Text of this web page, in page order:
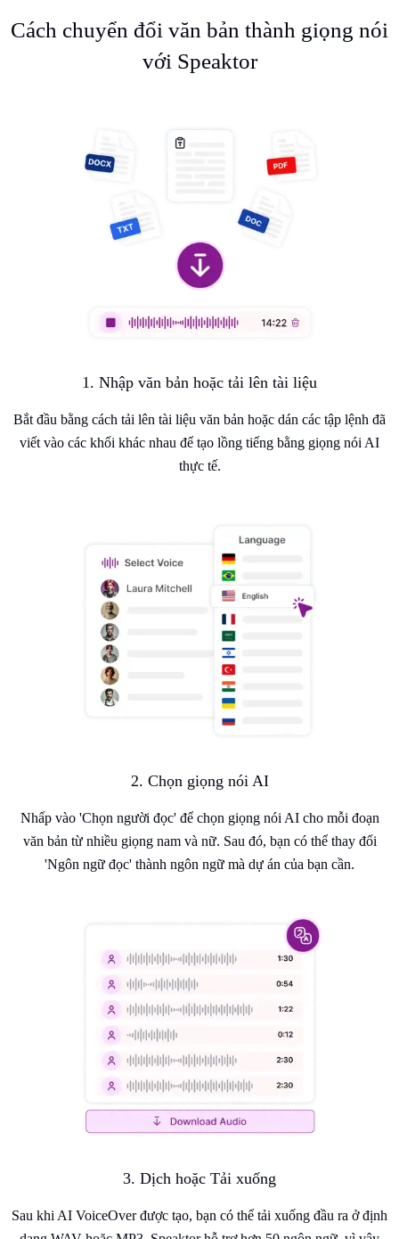
Cách chuyển đổi văn bản thành giọng nói
với Speaktor
1. Nhập văn bản hoặc tải lên tài liệu
Bắt đầu bằng cách tải lên tài liệu văn bản hoặc dán các tập lệnh đã
viết vào các khối khác nhau để tạo lồng tiếng bằng giọng nói AI
thực tế.
2. Chọn giọng nói AI
Nhấp vào 'Chọn người đọc' để chọn giọng nói AI cho mỗi đoạn
văn bản từ nhiều giọng nam và nữ. Sau đó, bạn có thể thay đổi
'Ngôn ngữ đọc' thành ngôn ngữ mà dự án của bạn cần.
3. Dịch hoặc Tải xuống
Sau khi AI VoiceOver được tạo, bạn có thể tải xuống đầu ra ở định